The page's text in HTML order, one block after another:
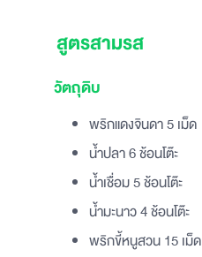
สูตรสามรส
วัตถุดิบ
พริกแดงจินดา 5 เม็ด
น้ำปลา 6 ช้อนโต๊ะ
น้ำเชื่อม 5 ช้อนโต๊ะ
น้ำมะนาว 4 ช้อนโต๊ะ
พริกขี้หนูสวน 15 เม็ด